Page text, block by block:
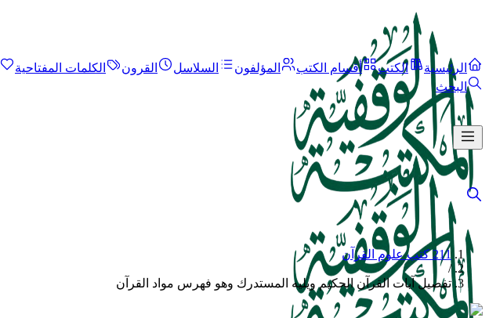
الرئيسية الكتب أقسام الكتب المؤلفون السلاسل القرون الكلمات المفتاحية
البحث
211 كتب علوم القرآن
/
تفصيل آيات القرآن الحكيم ويليه المستدرك وهو فهرس مواد القرآن